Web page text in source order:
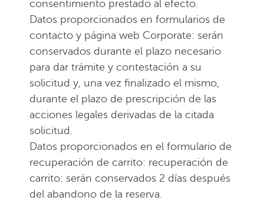
consentimiento prestado al efecto.
Datos proporcionados en formularios de
contacto y página web Corporate: serán
conservados durante el plazo necesario
para dar trámite y contestación a su
solicitud y, una vez finalizado el mismo,
durante el plazo de prescripción de las
acciones legales derivadas de la citada
solicitud.
Datos proporcionados en el formulario de
recuperación de carrito: recuperación de
carrito: serán conservados 2 días después
del abandono de la reserva.